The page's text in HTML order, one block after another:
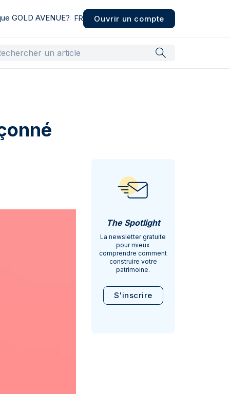
GOLD AVENUE? FR Ouvrir un compte
The Spotlight
La newsletter gratuite
pour mieux
comprendre comment
construire votre
patrimoine.
S'inscrire